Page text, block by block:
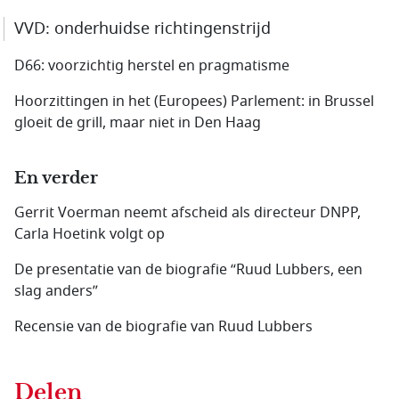
VVD: onderhuidse richtingenstrijd
D66: voorzichtig herstel en pragmatisme
Hoorzittingen in het (Europees) Parlement: in Brussel
gloeit de grill, maar niet in Den Haag
En verder
Gerrit Voerman neemt afscheid als directeur DNPP,
Carla Hoetink volgt op
De presentatie van de biografie “Ruud Lubbers, een
slag anders”
Recensie van de biografie van Ruud Lubbers
Delen